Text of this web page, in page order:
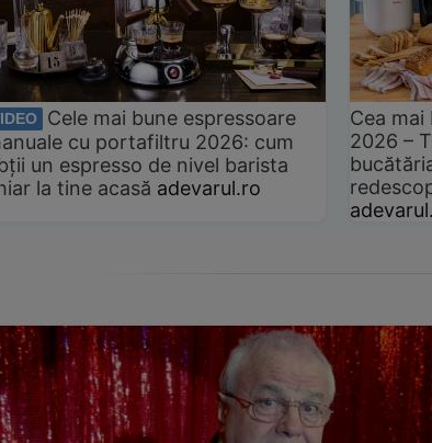
Cele mai bune espressoare
cu portafiltru 2026: cum
un espresso de nivel barista
la tine acasă adevarul.ro
Cea
2026 –